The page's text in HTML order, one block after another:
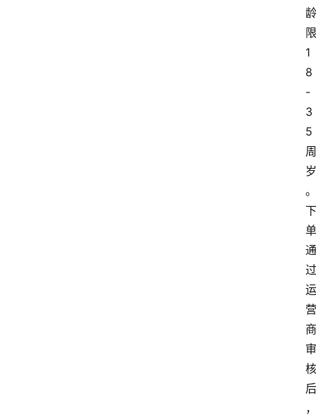
龄
限
1
8
-
3
5
周
岁
。
下
单
通
过
运
营
商
审
核
后
，